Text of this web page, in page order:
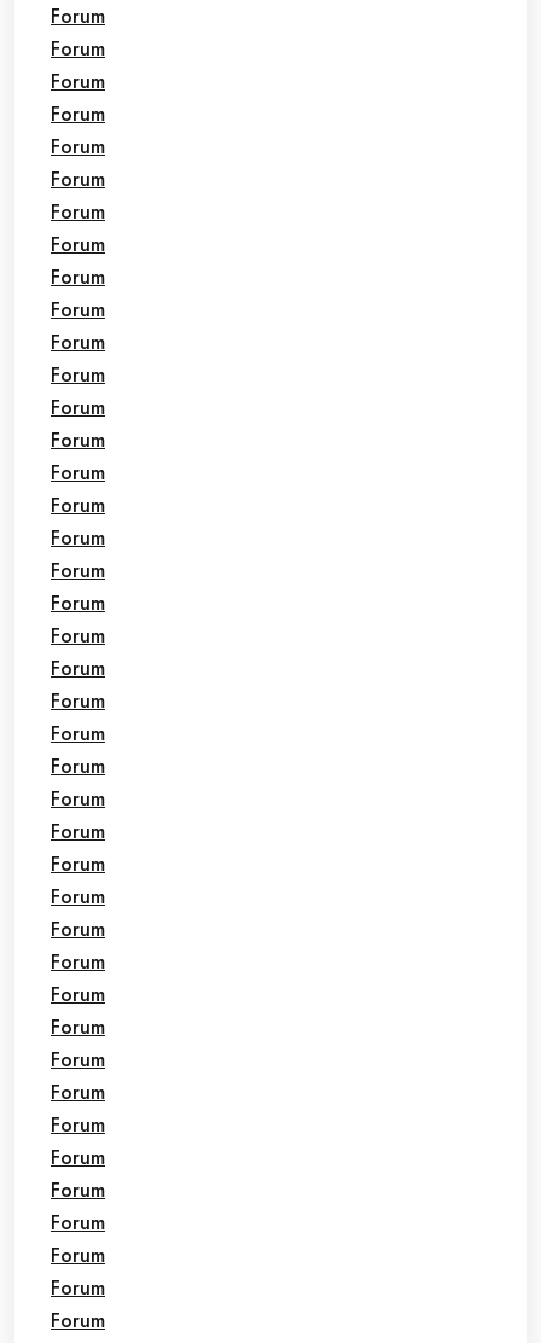
Forum
Forum
Forum
Forum
Forum
Forum
Forum
Forum
Forum
Forum
Forum
Forum
Forum
Forum
Forum
Forum
Forum
Forum
Forum
Forum
Forum
Forum
Forum
Forum
Forum
Forum
Forum
Forum
Forum
Forum
Forum
Forum
Forum
Forum
Forum
Forum
Forum
Forum
Forum
Forum
Forum